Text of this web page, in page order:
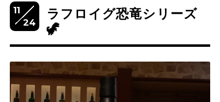
11
24
ラフロイグ恐竜シリーズ
🦖